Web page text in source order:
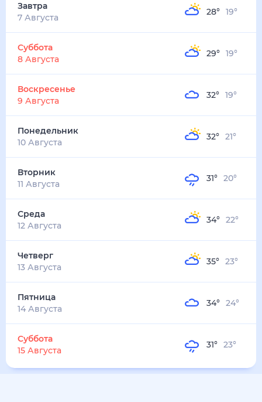
Завтра
7 Августа
28° 19°
Суббота
8 Августа
29° 19°
Воскресенье
9 Августа
32° 19°
Понедельник
10 Августа
32° 21°
Вторник
11 Августа
31° 20°
Среда
12 Августа
34° 22°
Четверг
13 Августа
35° 23°
Пятница
14 Августа
34° 24°
Суббота
15 Августа
31° 23°